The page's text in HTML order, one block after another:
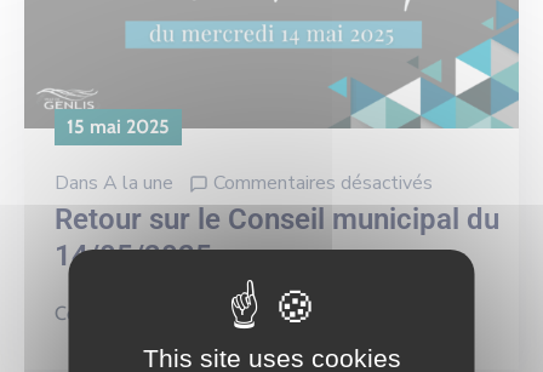
15 mai 2025
Dans A la une Commentaires désactivés
Retour sur le Conseil municipal du
14/05/2025
Continuer la lecture
This site uses cookies